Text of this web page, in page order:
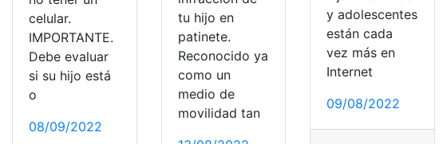
celular.
IMPORTANTE.
Debe evaluar
si su hijo está
o
08/09/2022
tu hijo en
patinete.
Reconocido ya
como un
medio de
movilidad tan
y adolescentes
están cada
vez más en
Internet
09/08/2022